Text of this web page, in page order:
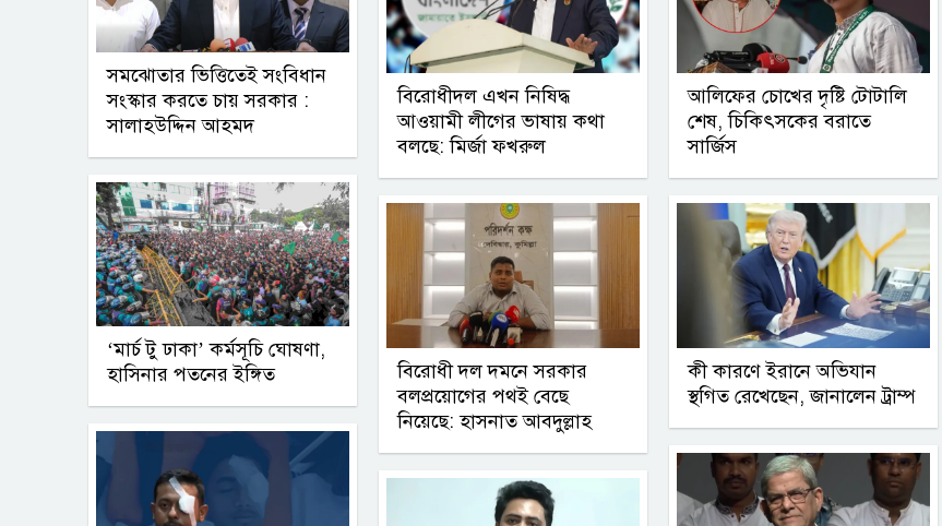
সমঝোতার ভিত্তিতেই সংবিধান
সংস্কার করতে চায় সরকার :
সালাহউদ্দিন আহমদ
‘মার্চ টু ঢাকা’ কর্মসূচি ঘোষণা,
হাসিনার পতনের ইঙ্গিত
বিরোধীদল এখন নিষিদ্ধ
আওয়ামী লীগের ভাষায় কথা
বলছে: মির্জা ফখরুল
বিরোধী দল দমনে সরকার
বলপ্রয়োগের পথই বেছে
নিয়েছে: হাসনাত আবদুল্লাহ
আলিফের চোখের দৃষ্টি টোটালি
শেষ, চিকিৎসকের বরাতে
সার্জিস
কী কারণে ইরানে অভিযান
স্থগিত রেখেছেন, জানালেন ট্রাম্প